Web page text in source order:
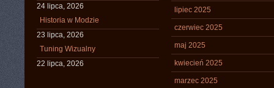
24 lipca, 2026
Historia w Modzie
23 lipca, 2026
Tuning Wizualny
22 lipca, 2026
lipiec 2025
czerwiec 2025
maj 2025
kwiecień 2025
marzec 2025